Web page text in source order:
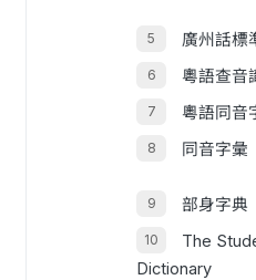
廣州話標
粵語查音
粵語同音
同音字彙
部身字典
The
Dictionary